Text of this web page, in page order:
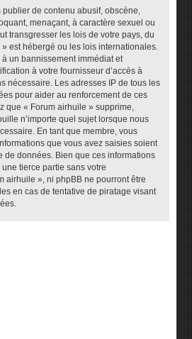
publier de contenu abusif, obscène,
menaçant, à caractère sexuel ou
transgresser les lois de votre pays, du
est hébergé ou les lois internationales.
un bannissement immédiat et
à votre fournisseur d’accès à
nécessaire. Les adresses IP de tous les
pour aider au renforcement de ces
que « Forum airhuile » supprime,
n’importe quel sujet lorsque nous
En tant que membre, vous
que vous avez saisies soient
de données. Bien que ces informations
tierce partie sans votre
airhuile », ni phpBB ne pourront être
en cas de tentative de piratage visant